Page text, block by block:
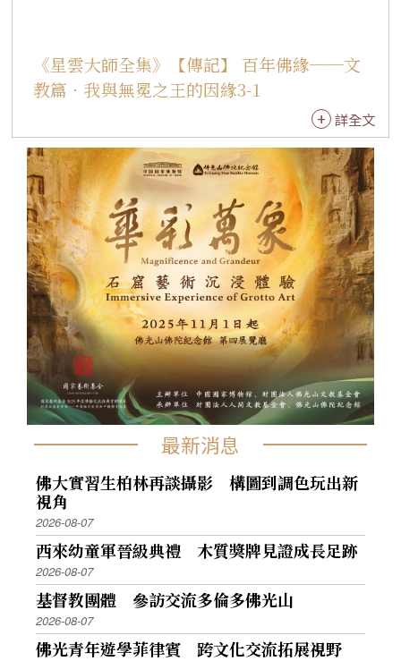
為經常舉辦各式演唱會的紅磡香港體育館，寫下
不同音樂演出的歷史。從此，莊嚴悠揚的梵音，
校基金，分別於台北國家戲劇院、台中中山堂、
台南市立文化中心等，舉辦六場「莊嚴淨土‧梵
音樂舞音樂會」。這次參與活動的表演單位，除
了佛光山叢林學院兩百位法師外，還有敦煌古典
樂集、台北市立國樂團及高雄市實驗國樂團等共
同助陣。 1997年，我應邀赴新加坡國家室內體育
館講演《大寶積經》，每場講演前，均由佛光山
叢林學院一百二十位僧眾，以及台北市立國樂團
和普門寺舞蹈班，共同表演梵音樂舞，創下當地
宗教弘法的新模式。承蒙大家的愛戴，除了新加
坡居民外，澳洲、菲律賓、泰國、馬來西亞、印
尼及台灣等地人士，都紛紛前往參與盛會。 1998
年在澳洲雪梨，國際佛光會雪梨協會及佛光山南
天寺舉辦「有情有義滿人間」音樂弘法大會，邀
請台北市立國樂團附設市民國樂團、紐西蘭青年
會、南天寺、中天寺法師、信眾聯合演出。這場
音樂饗宴，為澳洲佛教弘法開創歷史新頁，也促
成2000年佛教梵樂登上國際雪梨歌劇院的因緣。
1998這一年，「佛光山梵唄讚頌團」首度在北美
洲演出，融和東西文化藝術的「梵音樂舞文化藝
術饗宴」，分別在美加地區巡迴三場。此次公
演，由佛光山美洲梵唄讚頌團唱誦梵唄，佛光青
《星雲大師全集》【傳記】 百年佛緣──文
教篇．我與無冕之王的因緣3-1
詳全文
最新消息
佛大實習生柏林再談攝影 構圖到調色玩出新
視角
2026-08-07
西來幼童軍晉級典禮 木質獎牌見證成長足跡
2026-08-07
基督教團體 參訪交流多倫多佛光山
2026-08-07
佛光青年遊學菲律賓 跨文化交流拓展視野